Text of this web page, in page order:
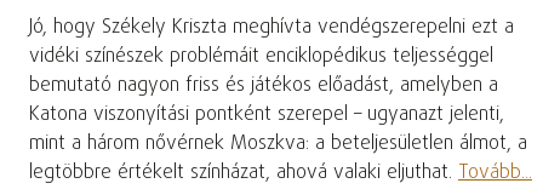
Jó, hogy Székely Kriszta meghívta vendégszerepelni ezt a
vidéki színészek problémáit enciklopédikus teljességgel
bemutató nagyon friss és játékos előadást, amelyben a
Katona viszonyítási pontként szerepel – ugyanazt jelenti,
mint a három nővérnek Moszkva: a beteljesületlen álmot, a
legtöbbre értékelt színházat, ahová valaki eljuthat. Tovább...